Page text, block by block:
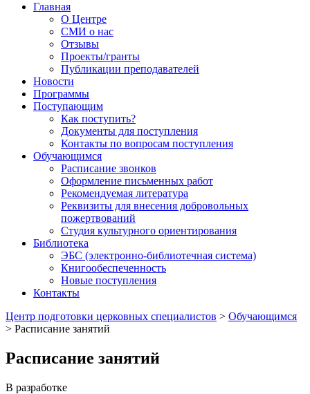
Главная
О Центре
СМИ о нас
Отзывы
Проекты/гранты
Публикации преподавателей
Новости
Программы
Поступающим
Как поступить?
Документы для поступления
Контакты по вопросам поступления
Обучающимся
Расписание звонков
Оформление письменных работ
Рекомендуемая литература
Реквизиты для внесения добровольных
пожертвований
Студия культурного ориентирования
Библиотека
ЭБС (электронно-библиотечная система)
Книгообеспеченность
Новые поступления
Контакты
Центр подготовки церковных специалистов > Обучающимся
> Расписание занятий
Расписание занятий
В разработке